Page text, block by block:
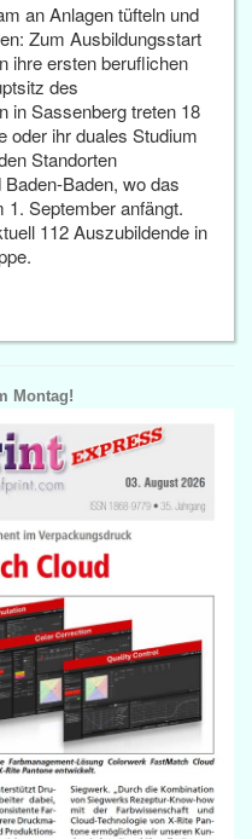
an Anlagen tüfteln und
Zum Ausbildungsstart
ihre ersten beruflichen
des
in Sassenberg treten 18
oder ihr duales Studium
Standorten
Baden, wo das
September anfängt.
112 Auszubildende in
Montag!